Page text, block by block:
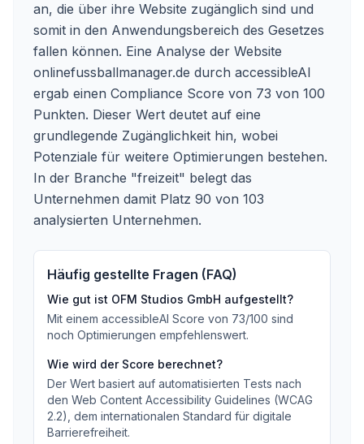
an, die über ihre Website zugänglich sind und
somit in den Anwendungsbereich des Gesetzes
fallen können. Eine Analyse der Website
onlinefussballmanager.de durch accessibleAI
ergab einen Compliance Score von 73 von 100
Punkten. Dieser Wert deutet auf eine
grundlegende Zugänglichkeit hin, wobei
Potenziale für weitere Optimierungen bestehen.
In der Branche "freizeit" belegt das
Unternehmen damit Platz 90 von 103
analysierten Unternehmen.
Häufig gestellte Fragen (FAQ)
Wie gut ist OFM Studios GmbH aufgestellt?
Mit einem accessibleAI Score von 73/100 sind
noch Optimierungen empfehlenswert.
Wie wird der Score berechnet?
Der Wert basiert auf automatisierten Tests nach
den Web Content Accessibility Guidelines (WCAG
2.2), dem internationalen Standard für digitale
Barrierefreiheit.